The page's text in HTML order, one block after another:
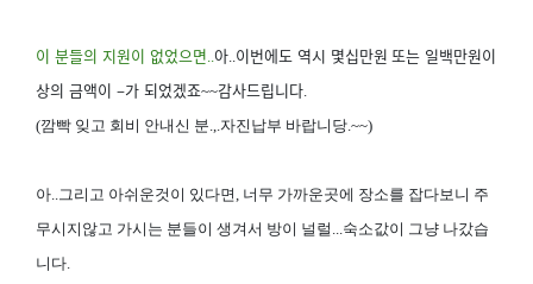
이 분들의 지원이 없었으면..아..이번에도 역시 몇십만원 또는 일백만원이
상의 금액이 –가 되었겠죠~~감사드립니다.
(깜빡 잊고 회비 안내신 분.,.자진납부 바랍니당.~~)
아..그리고 아쉬운것이 있다면, 너무 가까운곳에 장소를 잡다보니 주
무시지않고 가시는 분들이 생겨서 방이 널럴...숙소값이 그냥 나갔습
니다.